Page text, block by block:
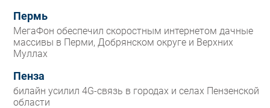
Пермь
МегаФон обеспечил скоростным интернетом дачные
массивы в Перми, Добрянском округе и Верхних
Муллах
Пенза
билайн усилил 4G-связь в городах и селах Пензенской
области